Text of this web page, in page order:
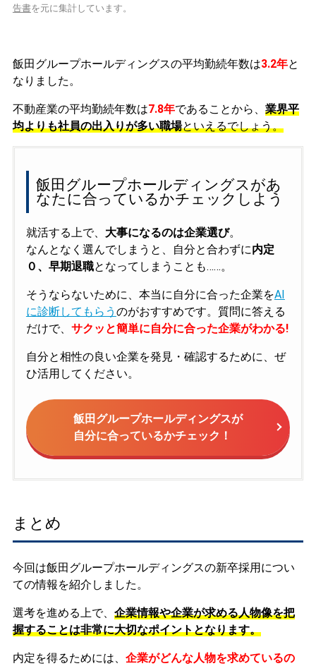
告書を元に集計しています。
飯田グループホールディングスの平均勤続年数は3.2年と
なりました。
不動産業の平均勤続年数は7.8年であることから、 業界平
均よりも社員の出入りが多い職場といえるでしょう。
飯田グループホールディングスがあ
なたに合っているかチェックしよう
就活する上で、 大事になるのは企業選び。
なんとなく選んでしまうと、自分と合わずに内定
０、早期退職となってしまうことも……。
そうならないために、本当に自分に合った企業をAI
に診断してもらう のがおすすめです。質問に答える
だけで、 サクッと簡単に自分に合った企業がわかる!
自分と相性の良い企業を発見・確認するために、ぜ
ひ活用してください。
飯田グループホールディングスが
自分に合っているかチェック！
まとめ
今回は飯田グループホールディングスの新卒採用につい
ての情報を紹介しました。
選考を進める上で、 企業情報や企業が求める人物像を把
握することは非常に大切なポイントとなります。
内定を得るためには、 企業がどんな人物を求めているの